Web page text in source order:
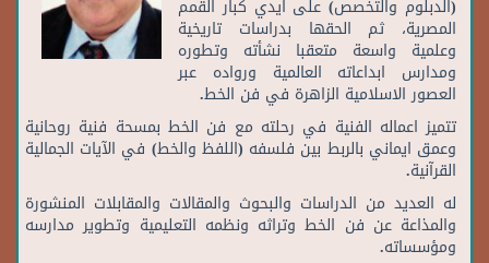
(الدبلوم والتخصص)على ايدي كبار القمم
المصرية، ثم الحقها بدراسات تاريخية
وعلمية واسعة متعقبا نشأته وتطوره
ومدارس ابداعاته العالمية ورواده عبر
العصور الاسلامية الزاهرة في فن الخط.
تتميز اعماله الفنية في رحلته مع فن الخط بمسحة فنية روحانية
وعمق ايماني بالربط بين فلسفه (اللفظ والخط) في الآيات الجمالية
القرآنية.
له العديد من الدراسات والبحوث والمقالات والمقابلات المنشورة
والمذاعة عن فن الخط وتراثه ونظمه التعليمية وتطوير مدارسه
ومؤسساته.